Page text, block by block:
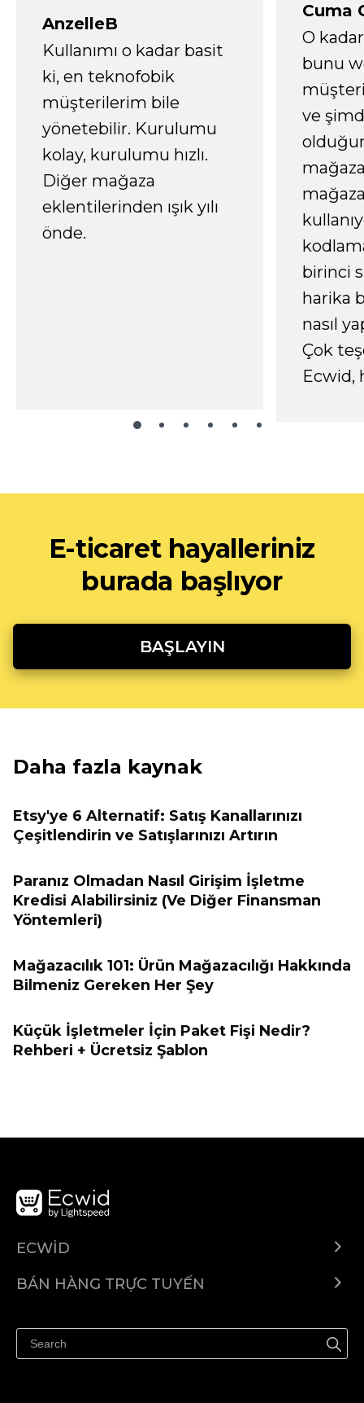
AnzelleB
Kullanımı o kadar basit
ki, en teknofobik
müşterilerim bile
yönetebilir. Kurulumu
kolay, kurulumu hızlı.
Diğer mağaza
eklentilerinden ışık yılı
önde.
Cuma
O
bunu
ve
birinci
harika
nasıl
Çok
Ecwid,
E-ticaret hayalleriniz
burada başlıyor
BAŞLAYIN
Daha fazla kaynak
Etsy'ye 6 Alternatif: Satış Kanallarınızı
Çeşitlendirin ve Satışlarınızı Artırın
Paranız Olmadan Nasıl Girişim İşletme
Kredisi Alabilirsiniz (Ve Diğer Finansman
Yöntemleri)
Mağazacılık 101: Ürün Mağazacılığı Hakkında
Bilmeniz Gereken Her Şey
Küçük İşletmeler İçin Paket Fişi Nedir?
Rehberi + Ücretsiz Şablon
ECWID
Trung tâm trợ giúp
BÁN HÀNG TRỰC TUYẾN
Quảng bá ở bất cứ đâu
Kiểm soát mọi thứ